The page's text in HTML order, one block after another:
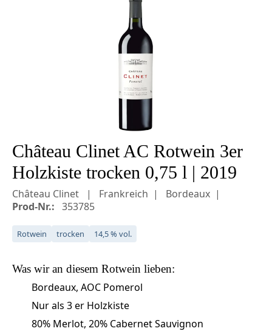
Château Clinet AC Rotwein 3er
Holzkiste trocken 0,75 l | 2019
Château Clinet Frankreich
Bordeaux
Prod-Nr.: 353785
Rotwein trocken 14,5 % vol.
Was wir an diesem Rotwein lieben:
Bordeaux, AOC Pomerol
Nur als 3 er Holzkiste
80% Merlot, 20% Cabernet Sauvignon